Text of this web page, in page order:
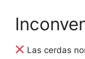
Las cerdas